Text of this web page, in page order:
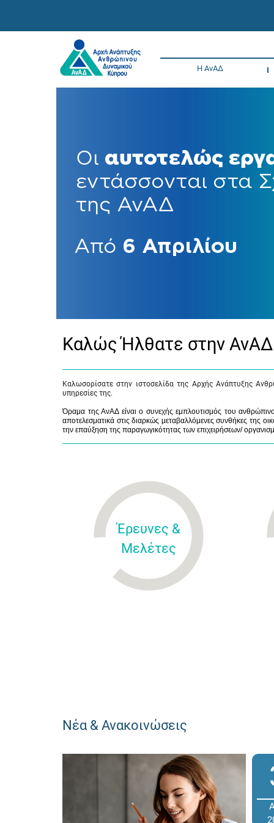
Η ΑνΑΔ
Καλώς Ήλθατε στην ΑνΑΔ
Καλωσορίσατε στην ιστοσελίδα της Αρχής Ανάπτυξης
υπηρεσίες της.
Όραμα της ΑνΑΔ είναι ο συνεχής εμπλουτισμός του
αποτελεσματικά στις διαρκώς μεταβαλλόμενες συνθήκες της
την επαύξηση της παραγωγικότητας των επιχειρήσεων/
Έρευνες &
Μελέτες
Νέα & Ανακοινώσεις